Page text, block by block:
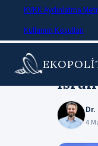
Ana Sayfa
4
KVKK Aydınlatma
Kullanım Koşulları